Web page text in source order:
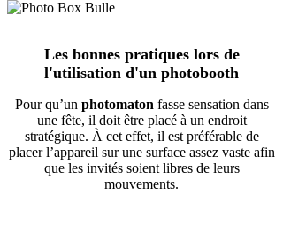
Les bonnes pratiques lors de
l'utilisation d'un photobooth
Pour qu’un photomaton fasse sensation dans
une fête, il doit être placé à un endroit
stratégique. À cet effet, il est préférable de
placer l’appareil sur une surface assez vaste afin
que les invités soient libres de leurs
mouvements.